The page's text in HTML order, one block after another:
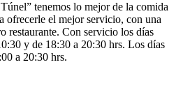
tenemos lo mejor de la comida
ofrecerle el mejor servicio, con una
restaurante. Con servicio los días
y de 18:30 a 20:30 hrs. Los días
a 20:30 hrs.